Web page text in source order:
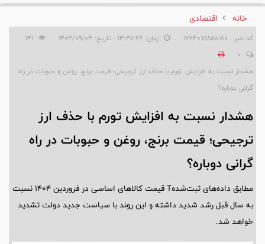
وضعیت
ناوبری
خانه
اقتصادی
کد خبر : 1764071850180 زمان: ۱۳:۲۷:۲۲ - تاریخ: ۱۴۰۴/۰۹/۰۴
0
هشدار نسبت به افزایش تورم با حذف ارز ترجیحی؛ قیمت برنج، روغن و حبوبات در راه
گرانی دوباره؟
هشدار نسبت به افزایش تورم با حذف ارز
ترجیحی؛ قیمت برنج، روغن و حبوبات در راه
گرانی دوباره؟
مطابق داده‌های ثبت‌شدهT قیمت کالاهای اساسی در فروردین ۱۴۰۴ نسبت
به سال قبل رشد شدید داشته و این روند با سیاست جدید دولت تشدید
خواهد شد.